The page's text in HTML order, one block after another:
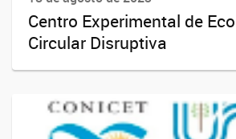
Centro Experimental de
Circular Disruptiva